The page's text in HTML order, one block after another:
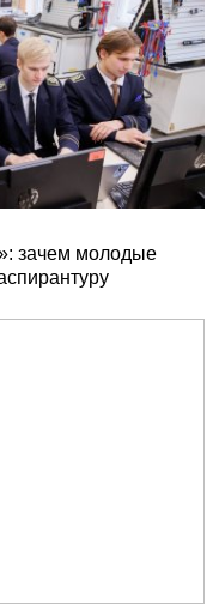
зачем молодые